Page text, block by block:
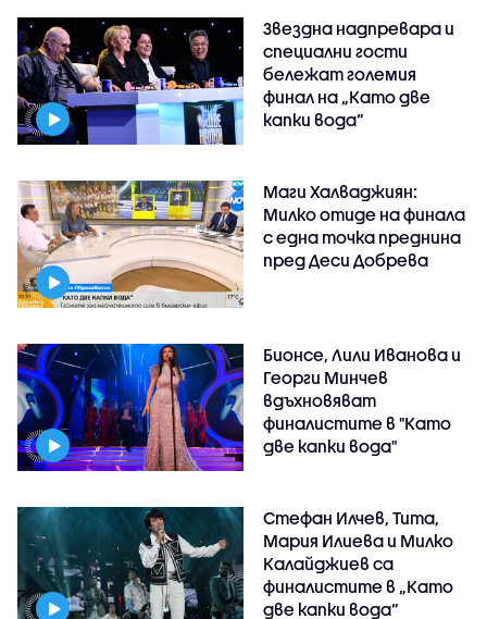
Звездна надпревара и
специални гости
бележат големия
финал на „Като две
капки вода“
Маги Халваджиян:
Милко отиде на финала
с една точка преднина
пред Деси Добрева
Бионсе, Лили Иванова и
Георги Минчев
вдъхновяват
финалистите в "Като
две капки вода"
Стефан Илчев, Тита,
Мария Илиева и Милко
Калайджиев са
финалистите в „Като
две капки вода“